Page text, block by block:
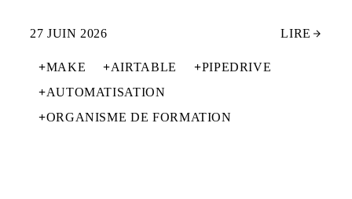
27 JUIN 2026 LIRE
+MAKE +AIRTABLE +PIPEDRIVE
+AUTOMATISATION
+ORGANISME DE FORMATION